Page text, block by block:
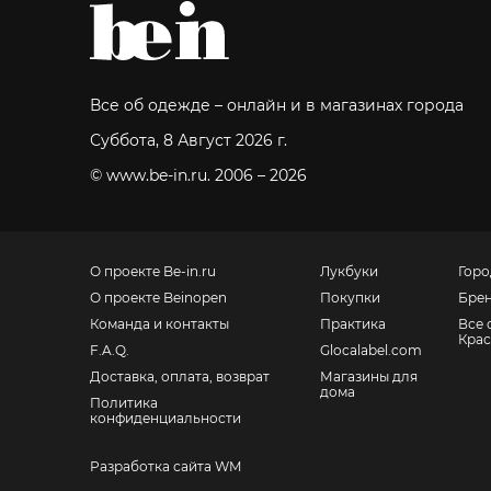
Все об одежде – онлайн и в магазинах города
Суббота, 8 Август 2026 г.
© www.be-in.ru. 2006 – 2026
О проекте Be-in.ru
О проекте Beinopen
Команда и контакты
F.A.Q.
Доставка, оплата, возврат
Политика
конфиденциальности
Лукбуки
Покупки
Практика
Glocalabel.com
Магазины для
дома
Все
Разработка сайта WM